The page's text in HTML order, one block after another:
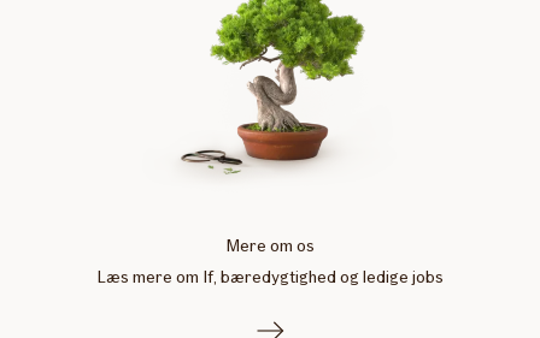
Mere om os
Læs mere om If, bæredygtighed og ledige jobs